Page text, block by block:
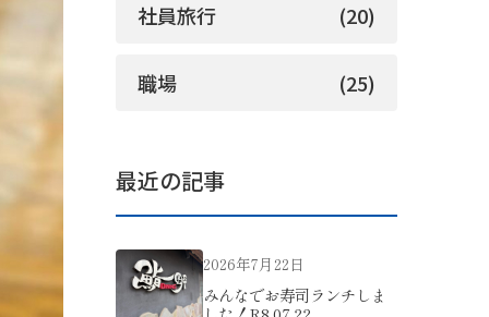
社員旅行 (20)
職場 (25)
最近の記事
2026年7月22日
みんなでお寿司ランチしま